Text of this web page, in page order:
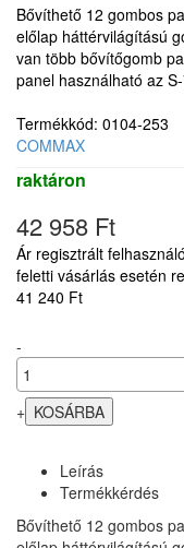
Bővíthető 12 gombos
előlap háttérvilágítású
van több bővítőgomb
panel használható az S-
Termékkód: 0104-
COMMAX
raktáron
42 958 Ft
Ár regisztrált
feletti vásárlás esetén
41 240 Ft
-
+
Leírás
Termékkérdés
Bővíthető 12 gombos